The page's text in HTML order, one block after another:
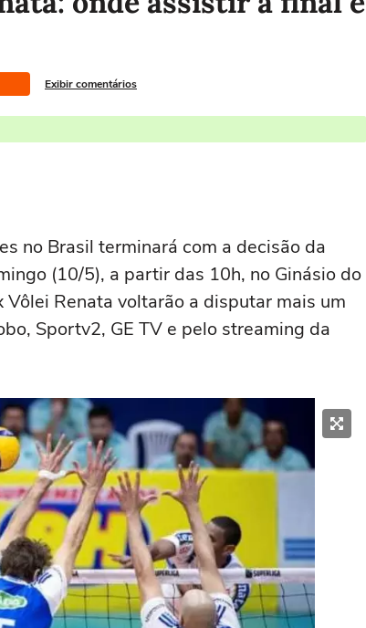
Exibir comentários
no Brasil terminará com a decisão da
(10/5), a partir das 10h, no Ginásio do
Vôlei Renata voltarão a disputar mais um
Sportv2, GE TV e pelo streaming da